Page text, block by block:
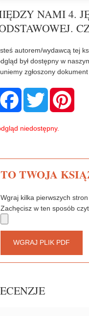
NAMI 4.
autorem/wydawcą tej
był dostępny w
zgłoszony
F
o
T
w
e
niedostępny.
TO TWOJA
Wgraj kilka pierwszych stron
Zachęcisz w ten sposób
WGRAJ PLIK PDF